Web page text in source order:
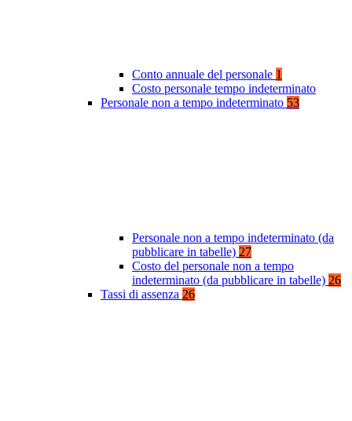
Conto annuale del personale 1
Costo personale tempo indeterminato
Personale non a tempo indeterminato 53
Personale non a tempo indeterminato (da
pubblicare in tabelle) 27
Costo del personale non a tempo
indeterminato (da pubblicare in tabelle) 26
Tassi di assenza 26